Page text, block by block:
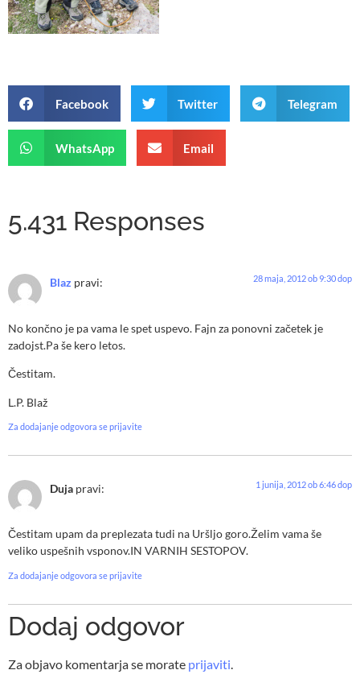
Facebook Twitter Telegram
WhatsApp Email
5.431 Responses
Blaz pravi: 28 maja, 2012 ob 9:30 dop
No končno je pa vama le spet uspevo. Fajn za ponovni začetek je
zadojst.Pa še kero letos.
Čestitam.
L.P. Blaž
Za dodajanje odgovora se prijavite
Duja pravi: 1 junija, 2012 ob 6:46 dop
Čestitam upam da preplezata tudi na Uršljo goro.Želim vama še
veliko uspešnih vsponov.IN VARNIH SESTOPOV.
Za dodajanje odgovora se prijavite
Dodaj odgovor
Za objavo komentarja se morate prijaviti